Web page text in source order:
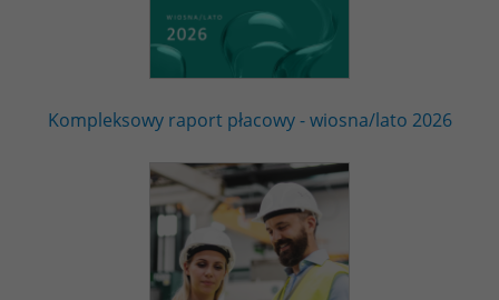
Kompleksowy raport płacowy - wiosna/lato 2026